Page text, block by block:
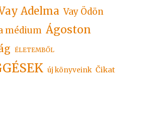
Adelma Vay Ödön
médium Ágoston
ÉLETEMBŐL
új könyveink Čikat